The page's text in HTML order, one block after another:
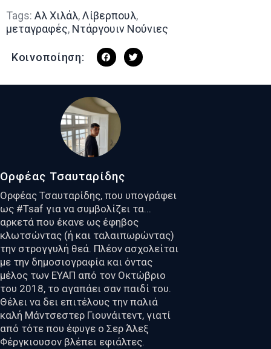
Tags: Αλ Χιλάλ,Λίβερπουλ,
μεταγραφές, Ντάργουιν Νούνιες
Κοινοποίηση:
Ορφέας Τσαυταρίδης
Ορφέας Τσαυταρίδης, που υπογράφει
ως #Tsaf για να συμβολίζει τα...
αρκετά που έκανε ως έφηβος
κλωτσώντας (ή και ταλαιπωρώντας)
την στρογγυλή θεά. Πλέον ασχολείται
με την δημοσιογραφία και όντας
μέλος των ΕΥΑΠ από τον Οκτώβριο
του 2018, το αγαπάει σαν παιδί του.
Θέλει να δει επιτέλους την παλιά
καλή Μάντσεστερ Γιουνάιτεντ, γιατί
από τότε που έφυγε ο Σερ Άλεξ
Φέργκιουσον βλέπει εφιάλτες.